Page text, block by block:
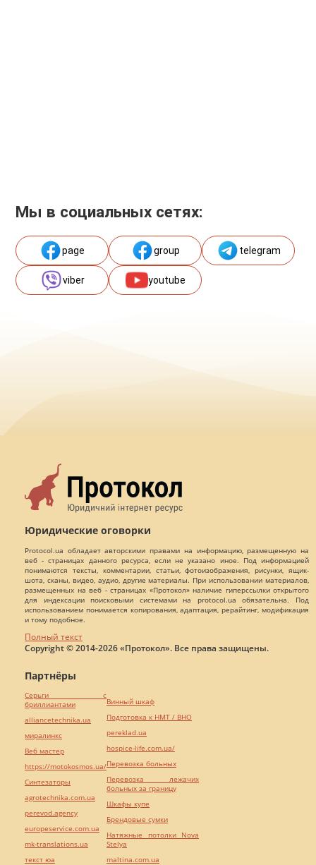
Мы в социальных сетях:
page group telegram
viber youtube
Юридические оговорки
Protocol.ua обладает авторскими правами на информацию, размещенную на
веб - страницах данного ресурса, если не указано иное. Под информацией
понимаются тексты, комментарии, статьи, фотоизображения, рисунки, ящик-
шота, сканы, видео, аудио, другие материалы. При использовании материалов,
размещенных на веб - страницах «Протокол» наличие гиперссылки открытого
для индексации поисковыми системами на protocol.ua обязательна. Под
использованием понимается копирования, адаптация, рерайтинг, модификация
и тому подобное.
Полный текст
Copyright © 2014-2026 «Протокол». Все права защищены.
Партнёры
Серьги с
бриллиантами
alliancetechnika.ua
миралинкс
Веб мастер
https://motokosmos.ua/
Синтезаторы
agrotechnika.com.ua
perevod.agency
europeservice.com.ua
mk-translations.ua
текст юа
Винный шкаф
Подготовка к НМТ / ВНО
pereklad.ua
hospice-life.com.ua/
Перевозка больных
Перевозка лежачих
больных за границу
Шкафы купе
Брендовые сумки
Натяжные потолки Nova
Stelya
maltina.com.ua